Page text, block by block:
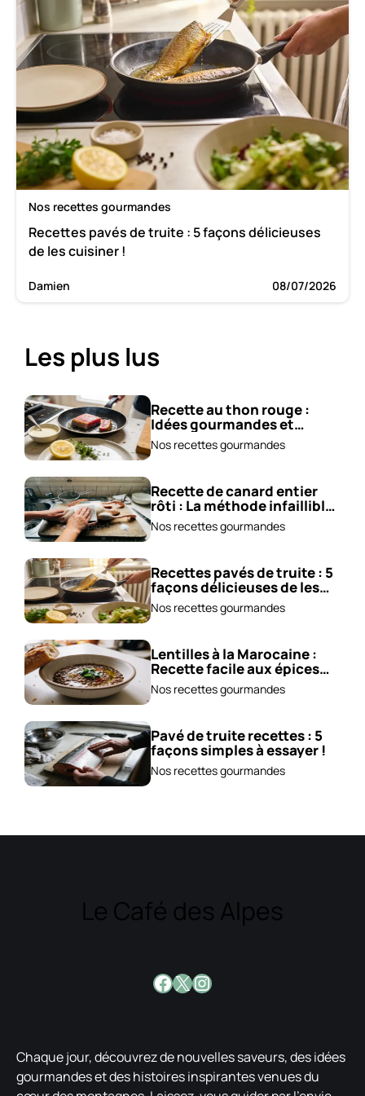
Nos recettes gourmandes
Recettes pavés de truite : 5 façons délicieuses
de les cuisiner !
Damien 08/07/2026
Les plus lus
Recette au thon rouge :
Idées gourmandes et
accompagnements !
Nos recettes gourmandes
Recette de canard entier
rôti : La méthode infaillible
!Nos recettes gourmandes
Recettes pavés de truite : 5
façons délicieuses de les
cuisiner !
Nos recettes gourmandes
Lentilles à la Marocaine :
Recette facile aux épices
et carottes!
Nos recettes gourmandes
Pavé de truite recettes : 5
façons simples à essayer !
Nos recettes gourmandes
Le Café des Alpes
Facebook
X Instagram
Chaque jour, découvrez de nouvelles saveurs, des idées
gourmandes et des histoires inspirantes venues du